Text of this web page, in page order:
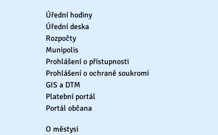
Úřední hodiny
Úřední deska
Rozpočty
Munipolis
Prohlášení o přístupnosti
Prohlášení o ochraně soukromí
GIS a DTM
Platební portál
Portál občana
O městysi